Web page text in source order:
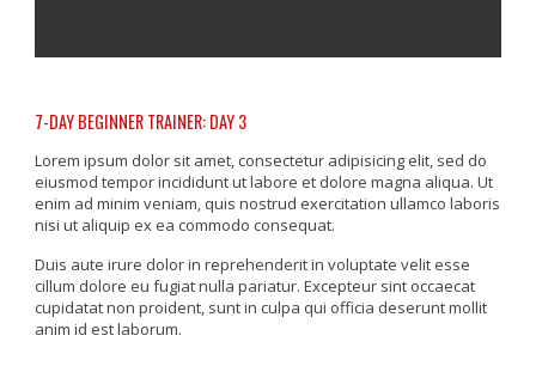
7-DAY BEGINNER TRAINER: DAY 3
Lorem ipsum dolor sit amet, consectetur adipisicing elit, sed do
eiusmod tempor incididunt ut labore et dolore magna aliqua. Ut
enim ad minim veniam, quis nostrud exercitation ullamco laboris
nisi ut aliquip ex ea commodo consequat.
Duis aute irure dolor in reprehenderit in voluptate velit esse
cillum dolore eu fugiat nulla pariatur. Excepteur sint occaecat
cupidatat non proident, sunt in culpa qui officia deserunt mollit
anim id est laborum.